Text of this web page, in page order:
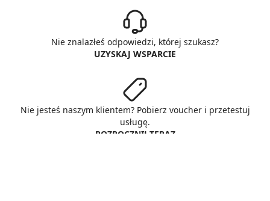
Nie znalazłeś odpowiedzi, której szukasz?
UZYSKAJ WSPARCIE
Nie jesteś naszym klientem? Pobierz voucher i przetestuj
usługę.
ROZPOCZNIJ TERAZ